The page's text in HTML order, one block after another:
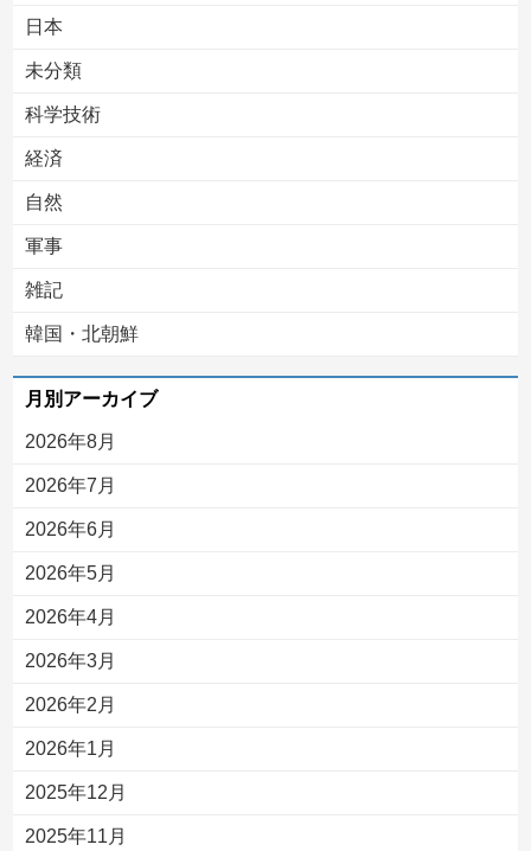
日本
未分類
科学技術
経済
自然
軍事
雑記
韓国・北朝鮮
月別アーカイブ
2026年8月
2026年7月
2026年6月
2026年5月
2026年4月
2026年3月
2026年2月
2026年1月
2025年12月
2025年11月